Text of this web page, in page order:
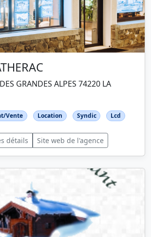
GRANDES ALPES 74220 LA
Vente Location Syndic Lcd
détails Site web de l'agence